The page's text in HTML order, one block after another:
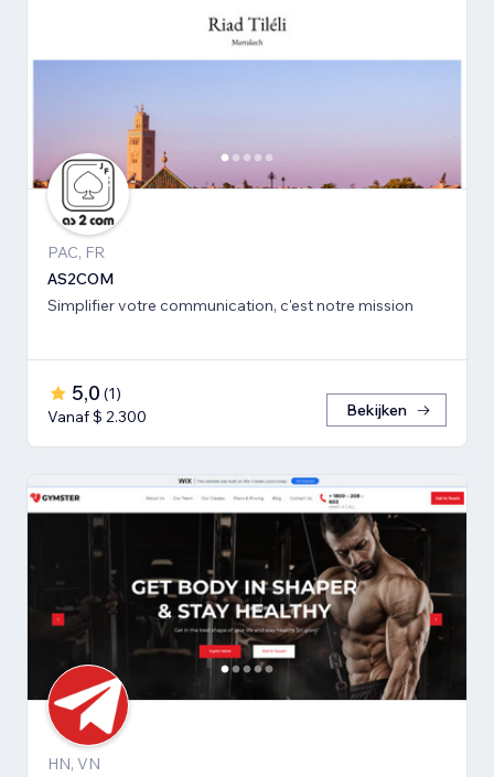
PAC, FR
AS2COM
Simplifier votre communication, c'est notre mission
5,0 (1)
Vanaf $ 2.300
Bekijken
HN, VN